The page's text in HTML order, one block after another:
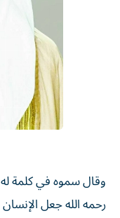
وقال سموه في كلمة له
رحمه الله جعل